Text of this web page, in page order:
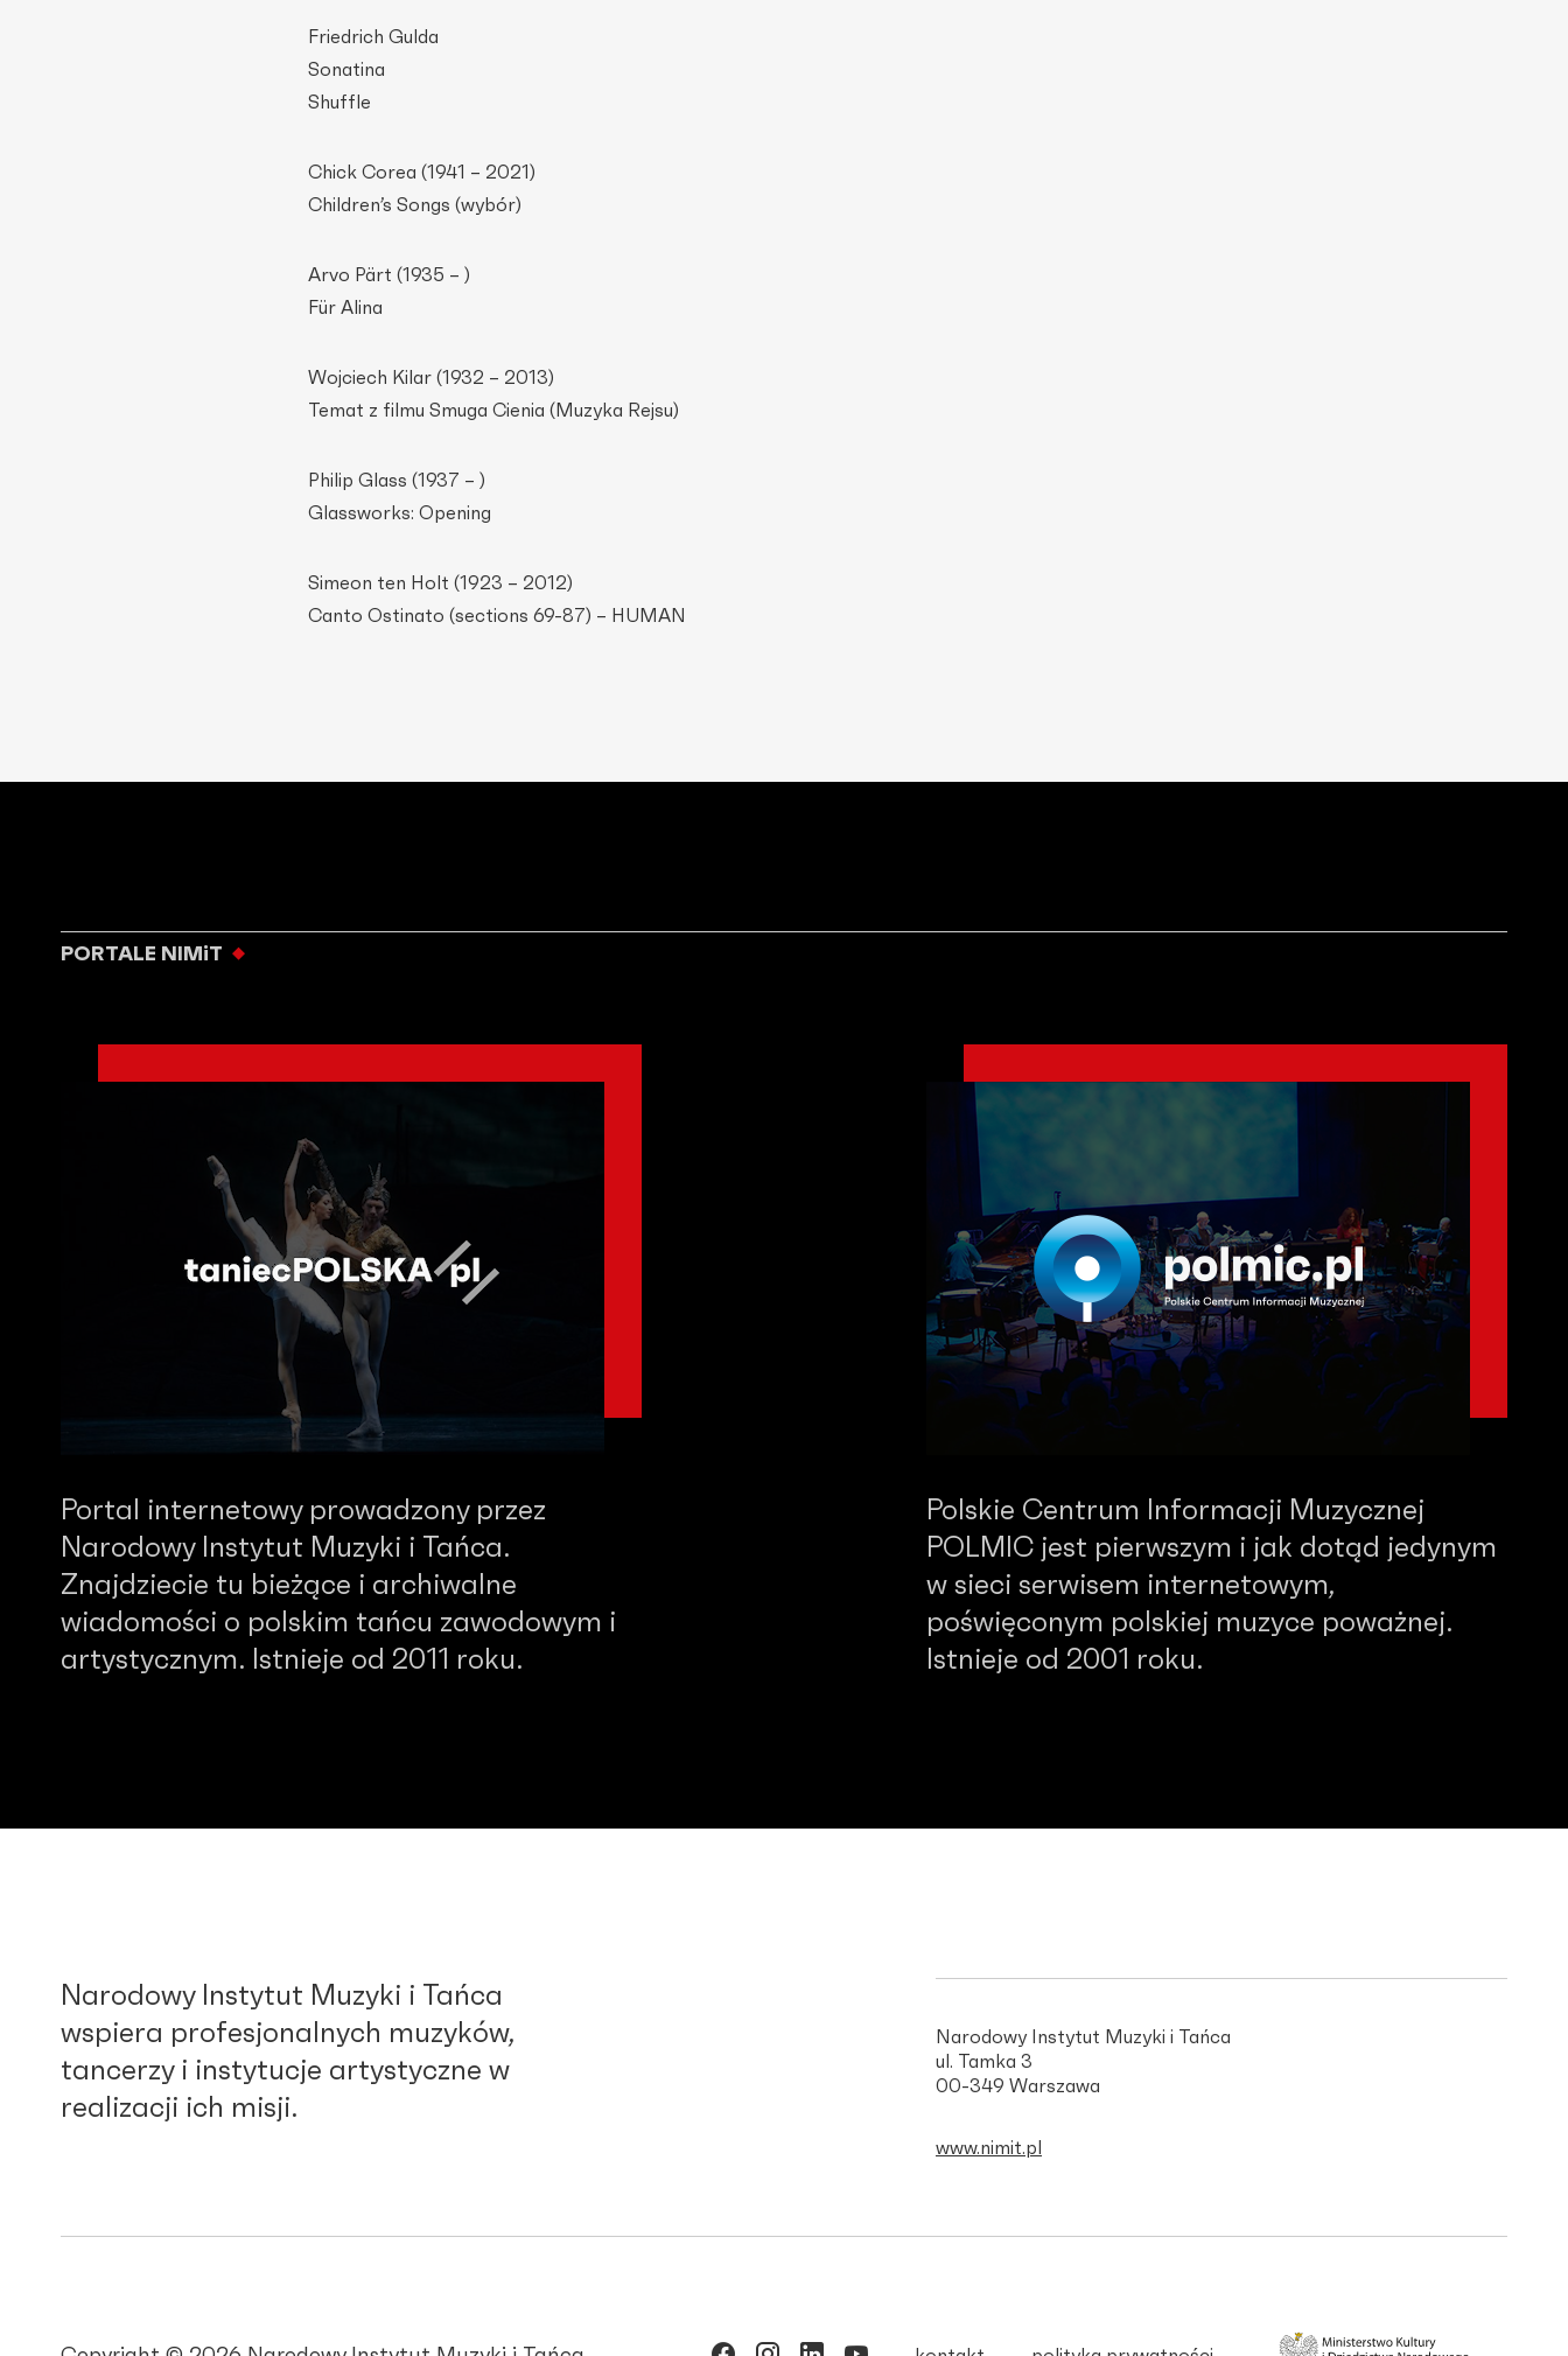
Friedrich Gulda
Sonatina
Shuffle
Chick Corea (1941 – 2021)
Children’s Songs (wybór)
Arvo Pärt (1935 – )
Für Alina
Wojciech Kilar (1932 – 2013)
Temat z filmu Smuga Cienia (Muzyka Rejsu)
Philip Glass (1937 – )
Glassworks: Opening
Simeon ten Holt (1923 – 2012)
Canto Ostinato (sections 69-87) – HUMAN
PORTALE NIMiT
Portal internetowy prowadzony przez
Narodowy Instytut Muzyki i Tańca.
Znajdziecie tu bieżące i archiwalne
wiadomości o polskim tańcu zawodowym i
artystycznym. Istnieje od 2011 roku.
Polskie Centrum Informacji Muzycznej
POLMIC jest pierwszym i jak dotąd jedynym
w sieci serwisem internetowym,
poświęconym polskiej muzyce poważnej.
Istnieje od 2001 roku.
Narodowy Instytut Muzyki i Tańca
wspiera profesjonalnych muzyków,
tancerzy i instytucje artystyczne w
realizacji ich misji.
Narodowy Instytut Muzyki i Tańca
ul. Tamka 3
00-349 Warszawa
www.nimit.pl